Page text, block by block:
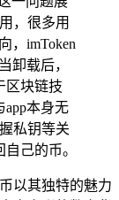
，很多用
，imToken
卸载后，
区块链技
本身无
私钥等关
己的币。
以其独特的魅力